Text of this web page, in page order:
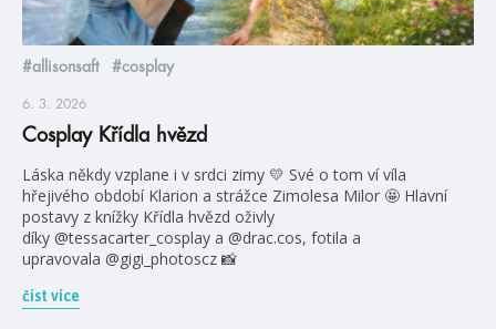
#allisonsaft #cosplay
6. 3. 2026
Cosplay Křídla hvězd
Láska někdy vzplane i v srdci zimy 💛 Své o tom ví víla
hřejivého období Klarion a strážce Zimolesa Milor 🤩 Hlavní
postavy z knížky Křídla hvězd oživly
díky @tessacarter_cosplay a @drac.cos, fotila a
upravovala @gigi_photoscz 📸
číst více